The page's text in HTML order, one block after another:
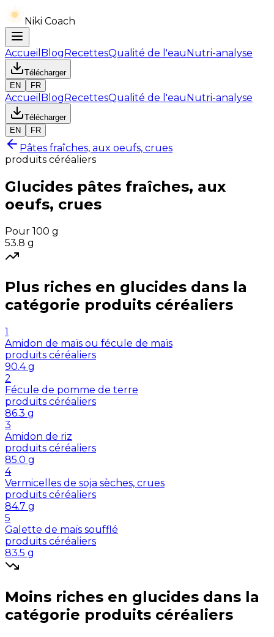
Niki Coach
Accueil BlogRecettesQualité de l'eauNutri-analyse
Télécharger
EN
FR
Accueil BlogRecettesQualité de l'eauNutri-analyse
Télécharger
EN
FR
Pâtes fraîches, aux oeufs, crues
produits céréaliers
Glucides pâtes fraîches, aux
oeufs, crues
Pour 100 g
53.8 g
Plus riches en glucides dans la
catégorie produits céréaliers
1
Amidon de maïs ou fécule de maïs
produits céréaliers
90.4 g
2
Fécule de pomme de terre
produits céréaliers
86.3 g
3
Amidon de riz
produits céréaliers
85.0 g
4
Vermicelles de soja sèches, crues
produits céréaliers
84.7 g
5
Galette de maïs soufflé
produits céréaliers
83.5 g
Moins riches en glucides dans la
catégorie produits céréaliers